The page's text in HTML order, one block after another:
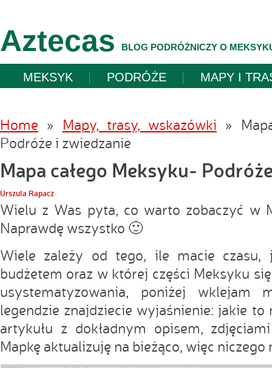
Aztecas BLOG PODRÓŻNICZY O
MEKSYK PODRÓŻE MAPY I
Home » Mapy, trasy, wskazówki »
Podróże i zwiedzanie
Mapa całego Meksyku-
Urszula Rapacz
Wielu z Was pyta, co warto zobaczyć w
Naprawdę wszystko 🙂
Wiele zależy od tego, ile macie czasu,
budżetem oraz w której części Meksyku
usystematyzowania, poniżej wklejam
legendzie znajdziecie wyjaśnienie: jakie
artykułu z dokładnym opisem,
Mapkę aktualizuję na bieżąco, więc niczego